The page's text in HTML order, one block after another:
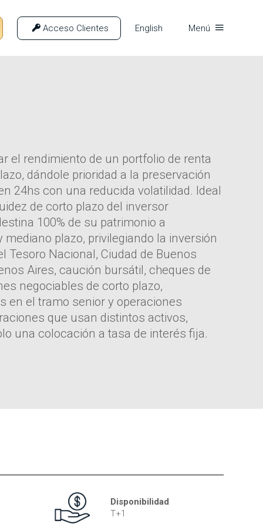
Acceso Clientes English Menú
el rendimiento de un portfolio de renta
dándole prioridad a la preservación
24hs con una reducida volatilidad. Ideal
de corto plazo del inversor
100% de su patrimonio a
plazo, privilegiando la inversión
Tesoro Nacional, Ciudad de Buenos
Aires, caución bursátil, cheques de
negociables de corto plazo,
en el tramo senior y operaciones
que usan distintos activos,
una colocación a tasa de interés fija.
Disponibilidad
T+1